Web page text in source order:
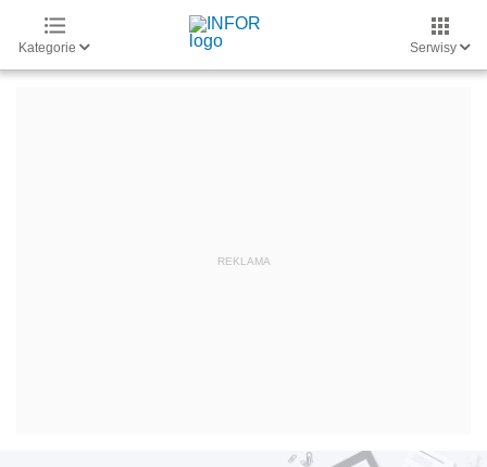
Kategorie Serwisy